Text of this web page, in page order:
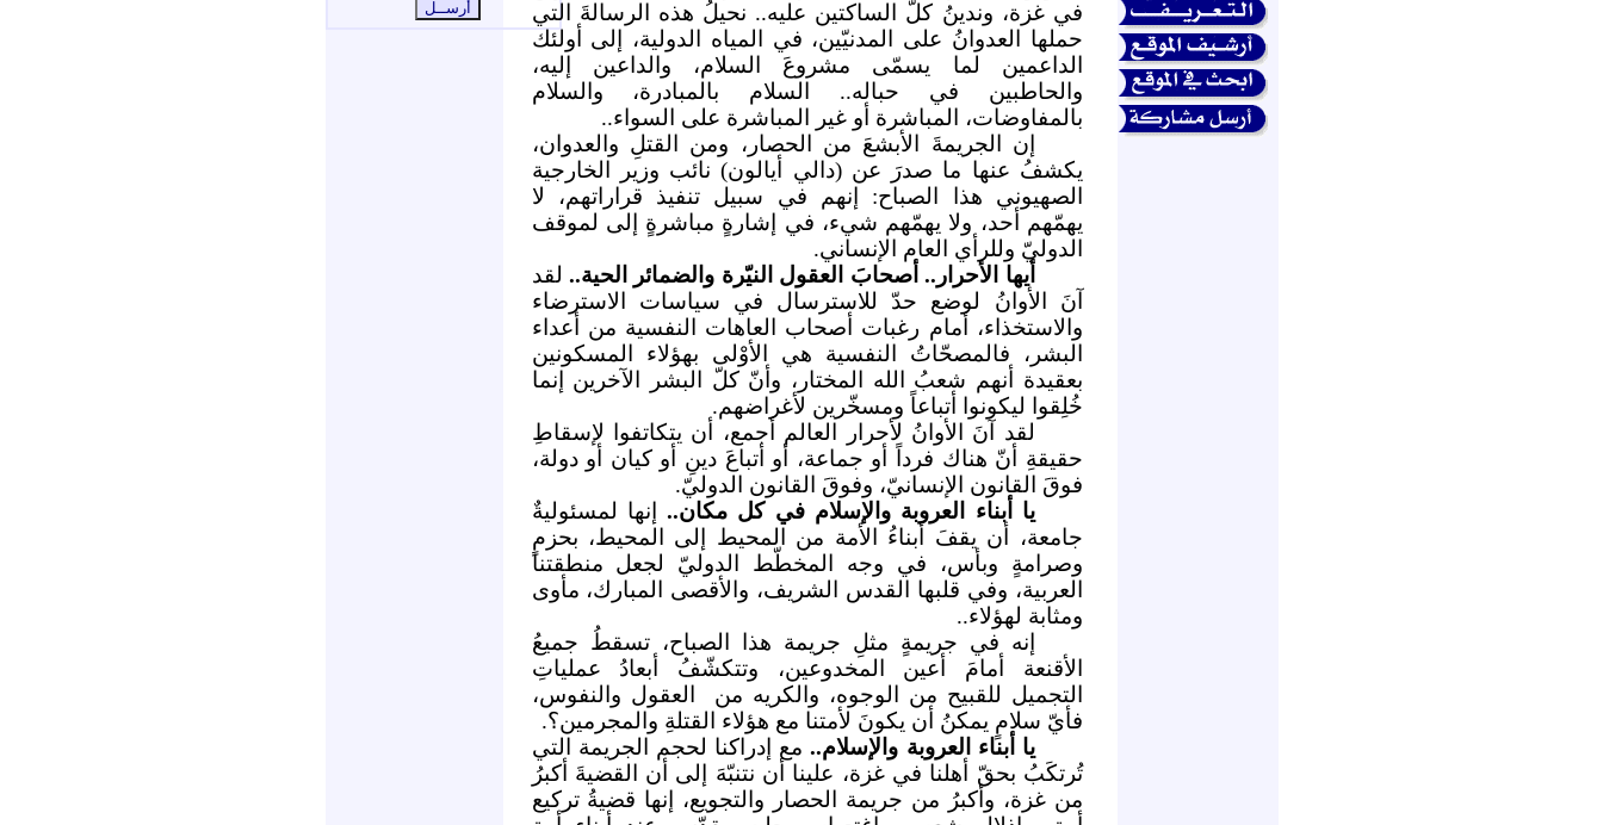
في غزة، وندينُ كلّ الساكتين عليه.. نحيلُ هذه الرسالةَ التي
حملها العدوانُ على المدنيّين، في المياه الدولية، إلى أولئك
الداعمين لما يسمّى مشروعَ السلام، والداعين إليه،
والحاطبين في حباله.. السلام بالمبادرة، والسلام
بالمفاوضات، المباشرة أو غير المباشرة على السواء..
إن الجريمةَ الأبشعَ من الحصار، ومن القتلِ والعدوان،
يكشفُ عنها ما صدرَ عن (دالي أيالون) نائب وزير الخارجية
الصهيوني هذا الصباح: إنهم في سبيل تنفيذ قراراتهم، لا
يهمّهم أحد، ولا يهمّهم شيء، في إشارةٍ مباشرةٍ إلى لموقف
الدوليّ وللرأي العام الإنساني.
أيها الأحرار.. أصحابَ العقول النيّرة والضمائر الحية.. لقد
آنَ الأوانُ لوضع حدّ للاسترسال في سياسات الاسترضاء
والاستخذاء، أمام رغبات أصحاب العاهات النفسية من أعداء
البشر، فالمصحّاتُ النفسية هي الأوْلى بهؤلاء المسكونين
بعقيدة أنهم شعبُ الله المختار، وأنّ كلّ البشر الآخرين إنما
خُلِقوا ليكونوا أتباعاً ومسخّرين لأغراضهم.
لقد آنَ الأوانُ لأحرار العالم أجمع، أن يتكاتفوا لإسقاطِ
حقيقةِ أنّ هناك فرداً أو جماعة، أو أتباعَ دينِ أو كيان أو دولة،
فوقَ القانون الإنسانيّ، وفوقَ القانون الدوليّ.
يا أبناء العروبة والإسلام في كل مكان..إنها لمسئوليةٌ
جامعة، أن يقفَ أبناءُ الأمة من المحيط إلى المحيط، بحزمٍ
وصرامةٍ وبأس، في وجه المخطّط الدوليّ لجعل منطقتنا
العربية، وفي قلبها القدس الشريف، والأقصى المبارك، مأوى
ومثابة لهؤلاء..
إنه في جريمةٍ مثلِ جريمة هذا الصباح، تسقطُ جميعُ
الأقنعة أمامَ أعين المخدوعين، وتتكشّفُ أبعادُ عملياتِ
التجميل للقبيح من الوجوه، والكريه من
العقول والنفوس،
فأيّ سلامٍ يمكنُ أن يكونَ لأمتنا مع هؤلاء القتلةِ والمجرمين؟.
يا أبناء العروبة والإسلام..مع إدراكنا لحجم الجريمة التي
تُرتكَبُ بحقّ أهلنا في غزة، علينا أن نتنبّهَ إلى أن القضيةَ أكبرُ
من غزة، وأكبرُ من جريمة الحصار والتجويع، إنها قضيةُ تركيع